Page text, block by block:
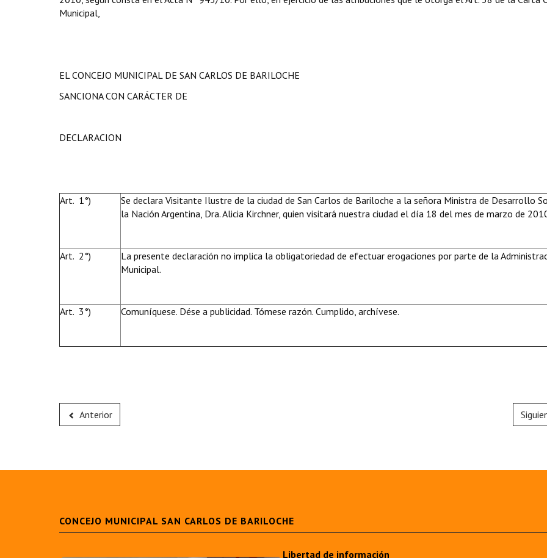
Municipal,
EL CONCEJO MUNICIPAL DE SAN CARLOS DE BARILOCHE
SANCIONA CON CARÁCTER DE
DECLARACION
Art. 1°)
Se declara Visitante Ilustre de la ciudad de San Carlos de Bariloche a la señora Ministra de Desarrollo
la Nación Argentina, Dra. Alicia Kirchner, quien visitará nuestra ciudad el día 18 del mes de marzo de
Art. 2°)
La presente declaración no implica la obligatoriedad de efectuar erogaciones por parte de la
Municipal.
Art. 3°) Comuníquese. Dése a publicidad. Tómese razón. Cumplido, archívese.
Anterior
CONCEJO MUNICIPAL SAN CARLOS DE BARILOCHE
Libertad de información